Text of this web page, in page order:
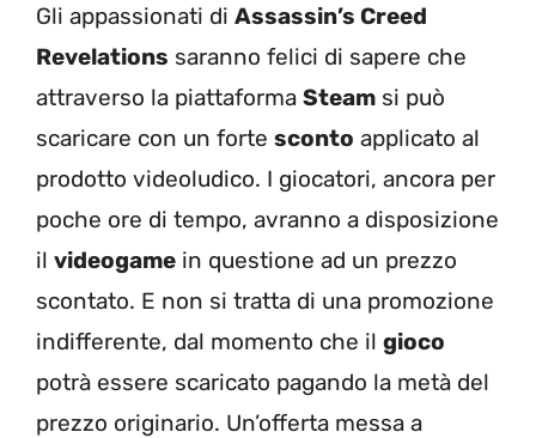
Gli appassionati di Assassin’s Creed
Revelations saranno felici di sapere che
attraverso la piattaforma Steam si può
scaricare con un forte sconto applicato al
prodotto videoludico. I giocatori, ancora per
poche ore di tempo, avranno a disposizione
il videogame in questione ad un prezzo
scontato. E non si tratta di una promozione
indifferente, dal momento che il gioco
potrà essere scaricato pagando la metà del
prezzo originario. Un’offerta messa a